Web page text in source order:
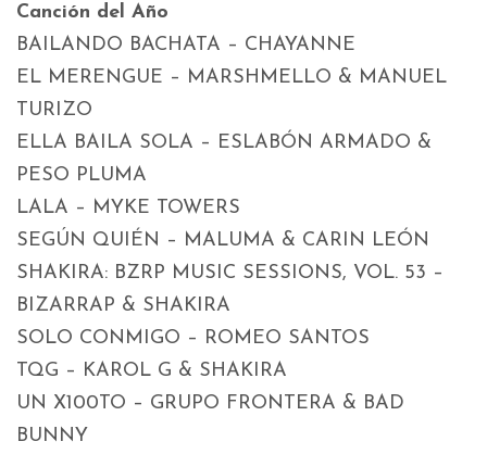
Canción del Año
BAILANDO BACHATA – CHAYANNE
EL MERENGUE – MARSHMELLO & MANUEL
TURIZO
ELLA BAILA SOLA – ESLABÓN ARMADO &
PESO PLUMA
LALA – MYKE TOWERS
SEGÚN QUIÉN – MALUMA & CARIN LEÓN
SHAKIRA: BZRP MUSIC SESSIONS, VOL. 53 –
BIZARRAP & SHAKIRA
SOLO CONMIGO – ROMEO SANTOS
TQG – KAROL G & SHAKIRA
UN X100TO – GRUPO FRONTERA & BAD
BUNNY